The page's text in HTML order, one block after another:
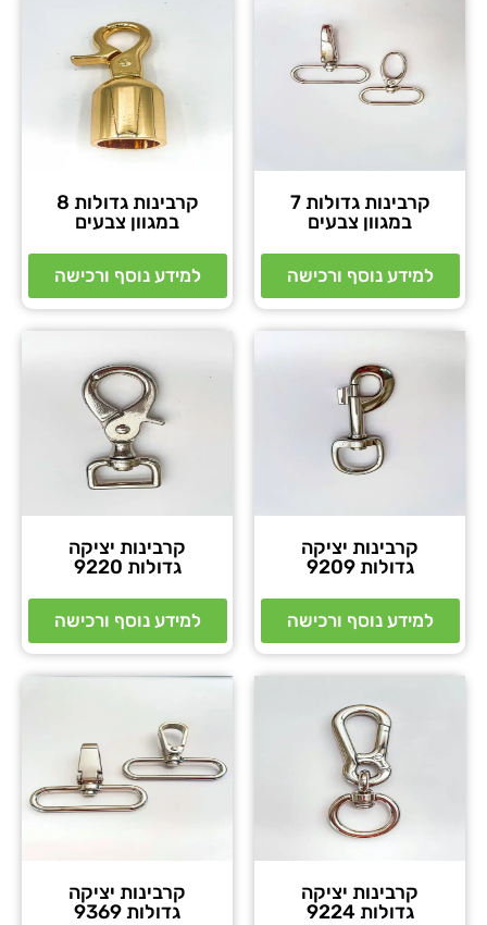
קרבינות גדולות 7
במגוון צבעים
למידע נוסף ורכישה
קרבינות גדולות 8
במגוון צבעים
למידע נוסף ורכישה
קרבינות יציקה
גדולות 9209
למידע נוסף ורכישה
קרבינות יציקה
גדולות 9220
למידע נוסף ורכישה
קרבינות יציקה
גדולות 9224
קרבינות יציקה
גדולות 9369